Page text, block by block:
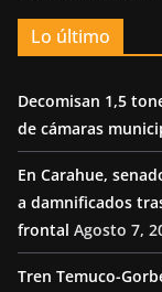
Lo último
Decomisan 1,5
de cámaras
En Carahue,
a damnificados
frontal Agosto 7,
Tren Temuco-